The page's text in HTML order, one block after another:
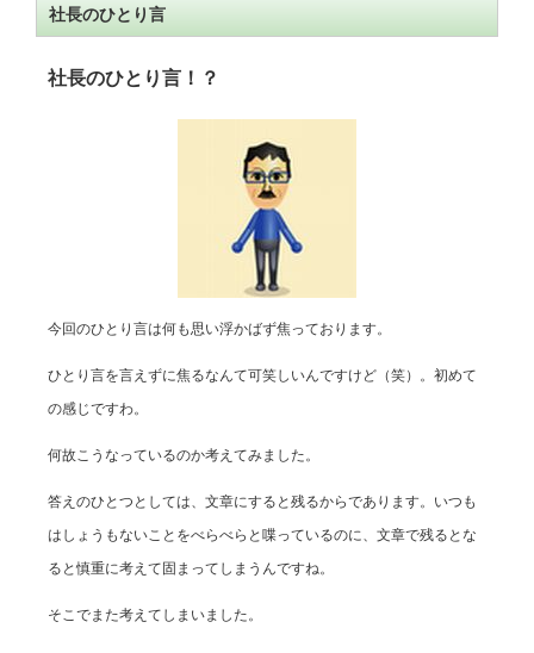
社長のひとり言
社長のひとり言！？
今回のひとり言は何も思い浮かばず焦っております。
ひとり言を言えずに焦るなんて可笑しいんですけど（笑）。初めて
の感じですわ。
何故こうなっているのか考えてみました。
答えのひとつとしては、文章にすると残るからであります。いつも
はしょうもないことをべらべらと喋っているのに、文章で残るとな
ると慎重に考えて固まってしまうんですね。
そこでまた考えてしまいました。